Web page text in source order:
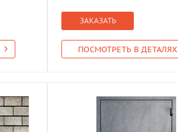
ЗАКАЗАТЬ
ПОСМОТРЕТЬ В ДЕТАЛЯХ